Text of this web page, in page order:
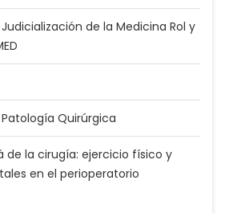
de la Medicina Rol y
Quirúrgica
de la cirugía: ejercicio físico y
en el perioperatorio